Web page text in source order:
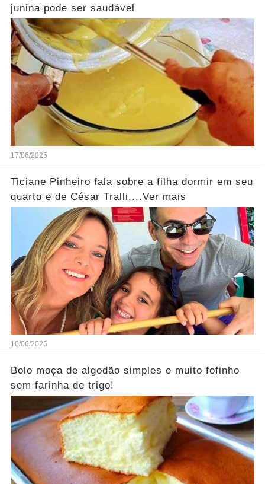
junina pode ser saudável
17/06/2025
Ticiane Pinheiro fala sobre a filha dormir em seu
quarto e de César Tralli....Ver mais
16/06/2025
Bolo moça de algodão simples e muito fofinho
sem farinha de trigo!